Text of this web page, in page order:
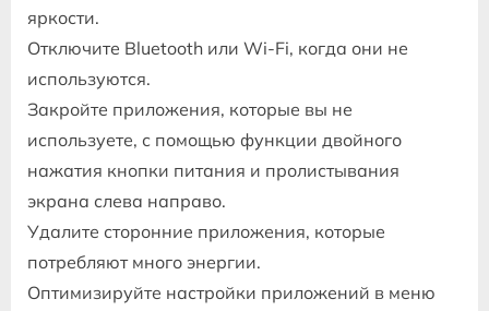
яркости.
Отключите Bluetooth или Wi-Fi, когда они не
используются.
Закройте приложения, которые вы не
используете, с помощью функции двойного
нажатия кнопки питания и пролистывания
экрана слева направо.
Удалите сторонние приложения, которые
потребляют много энергии.
Оптимизируйте настройки приложений в меню